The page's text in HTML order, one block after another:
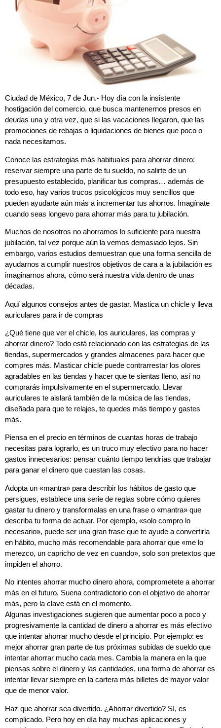
Ciudad de México, 7 de Jun.- Hoy día con la insistente
hostigación del comercio, que busca mantenernos presos en
deudas una y otra vez, que si las vacaciones llegaron, que las
promociones de rebajas o liquidaciones de bienes que poco o
nada necesitamos.
Conoce las estrategias más habituales para ahorrar dinero:
reservar siempre una parte de tu sueldo, no salirte de un
presupuesto establecido, planificar tus compras… además de
todo eso, hay varios trucos psicológicos muy sencillos que
pueden ayudarte aún más a incrementar tus ahorros. Imagínate
cuando seas longevo para ahorrar más para tu jubilación.
Muchos de nosotros no ahorramos lo suficiente para nuestra
jubilación, tal vez porque aún la vemos demasiado lejos. Sin
embargo, varios estudios demuestran que una forma sencilla de
ayudarnos a cumplir nuestros objetivos de cara a la jubilación es
imaginarnos ahora, cómo será nuestra vida dentro de unas
décadas.
Aquí algunos consejos antes de gastar. Mastica un chicle y lleva
auriculares para ir de compras
¿Qué tiene que ver el chicle, los auriculares, las compras y
ahorrar dinero? Todo está relacionado con las estrategias de las
tiendas, supermercados y grandes almacenes para hacer que
compres más. Masticar chicle puede contrarrestar los olores
agradables en las tiendas y hacer que te sientas lleno, así no
comprarás impulsivamente en el supermercado. Llevar
auriculares te aislará también de la música de las tiendas,
diseñada para que te relajes, te quedes más tiempo y gastes
más.
Piensa en el precio en términos de cuantas horas de trabajo
necesitas para lograrlo, es un truco muy efectivo para no hacer
gastos innecesarios: pensar cuánto tiempo tendrías que trabajar
para ganar el dinero que cuestan las cosas.
Adopta un «mantra» para describir los hábitos de gasto que
persigues, establece una serie de reglas sobre cómo quieres
gastar tu dinero y transformalas en una frase o «mantra» que
describa tu forma de actuar. Por ejemplo, «solo compro lo
necesario», puede ser una gran frase que te ayude a convertirla
en hábito, mucho más recomendable para ahorrar que «me lo
merezco, un capricho de vez en cuando», solo son pretextos que
impiden el ahorro.
No intentes ahorrar mucho dinero ahora, comprometete a ahorrar
más en el futuro. Suena contradictorio con el objetivo de ahorrar
más, pero la clave está en el momento.
Algunas investigaciones sugieren que aumentar poco a poco y
progresivamente la cantidad de dinero a ahorrar es más efectivo
que intentar ahorrar mucho desde el principio. Por ejemplo: es
mejor ahorrar gran parte de tus próximas subidas de sueldo que
intentar ahorrar mucho cada mes. Cambia la manera en la que
piensas sobre el dinero y las cantidades, una forma de ahorrar es
intentar llevar siempre en la cartera más billetes de mayor valor
que de menor valor.
Haz que ahorrar sea divertido. ¿Ahorrar divertido? Sí, es
complicado. Pero hoy en día hay muchas aplicaciones y